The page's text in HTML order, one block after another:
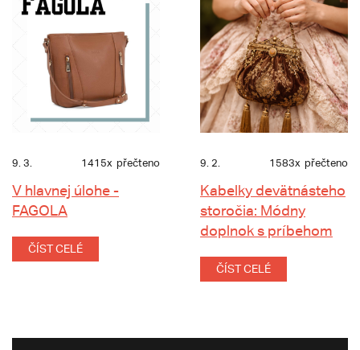
9. 3. 1415x přečteno
V hlavnej úlohe -
FAGOLA
ČÍST CELÉ
9. 2. 1583x přečteno
Kabelky devätnásteho
storočia: Módny
doplnok s príbehom
ČÍST CELÉ